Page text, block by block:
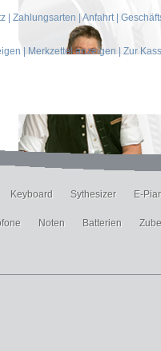
Zahlungsarten |Anfahrt|
Merkzettel anzeigen Zur
Keyboard Sythesizer E-
Noten Batterien